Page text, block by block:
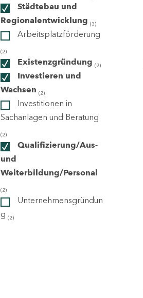
Städtebau und
Regionalentwicklung (3)
Arbeitsplatzförderung
(2)
Existenzgründung (2)
Investieren und
Wachsen (2)
Investitionen in
Sachanlagen und Beratung
(2)
Qualifizierung/Aus-
und
Weiterbildung/Personal
(2)
Unternehmensgründun
g (2)